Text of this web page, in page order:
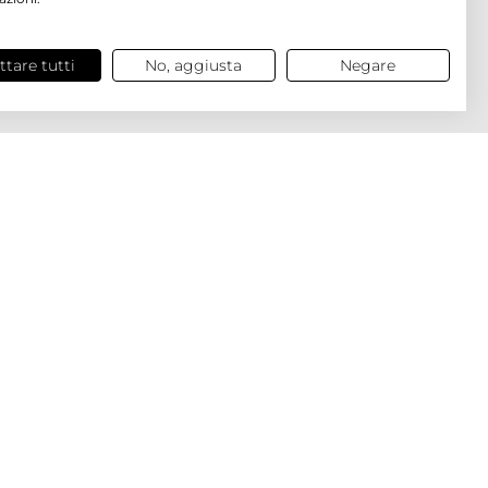
tutti No, aggiusta Negare